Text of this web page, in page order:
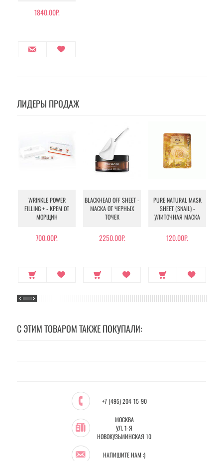
1840.00Р.
ЛИДЕРЫ ПРОДАЖ
WRINKLE POWER
FILLING + - КРЕМ ОТ
МОРЩИН
700.00Р.
BLACKHEAD OFF SHEET -
МАСКА ОТ ЧЕРНЫХ
ТОЧЕК
2250.00Р.
PURE NATURAL MASK
SHEET (SNAIL) -
УЛИТОЧНАЯ МАСКА
120.00Р.
С ЭТИМ ТОВАРОМ ТАКЖЕ ПОКУПАЛИ:
+7 (495) 204-15-90
МОСКВА
УЛ. 1-Я
НОВОКУЗЬМИНСКАЯ 10
НАПИШИТЕ НАМ :)